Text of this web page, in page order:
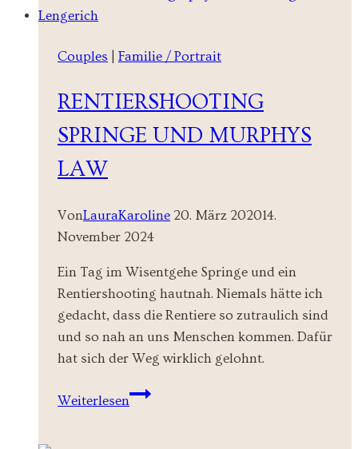
Couples Familie / Portrait
RENTIERSHOOTING
SPRINGE UND MURPHYS
LAW
VonLauraKaroline 20. März 202014.
November 2024
Ein Tag im Wisentgehe Springe und ein
Rentiershooting hautnah. Niemals hätte ich
gedacht, dass die Rentiere so zutraulich sind
und so nah an uns Menschen kommen. Dafür
hat sich der Weg wirklich gelohnt.
Weiterlesen
Rentiershooting